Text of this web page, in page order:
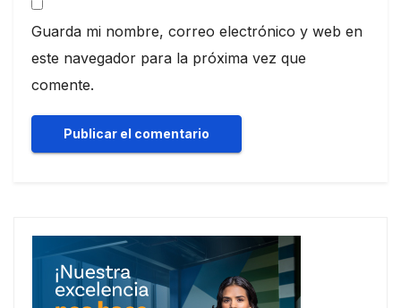
Guarda mi nombre, correo electrónico y web en
este navegador para la próxima vez que
comente.